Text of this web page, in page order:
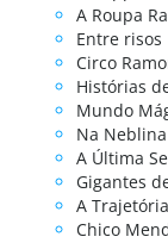
A Roupa
Entre risos
Circo
Histórias
Mundo
Na
A Última
Gigantes
A
Chico